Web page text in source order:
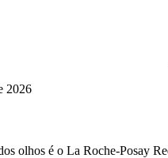
2026
olhos é o La Roche-Posay